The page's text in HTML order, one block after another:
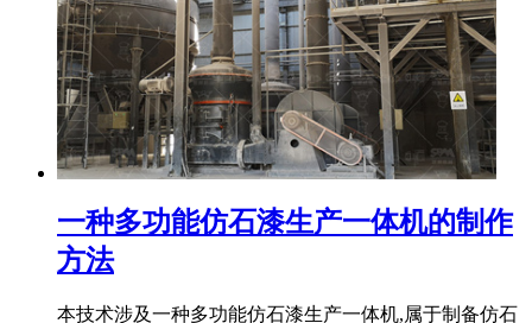
一种多功能仿石漆生产一体机的制作
方法
本技术涉及一种多功能仿石漆生产一体机,属于制备仿石